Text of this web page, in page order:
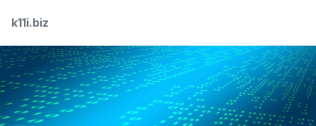
primary
navigation
content
footer
k11i.biz